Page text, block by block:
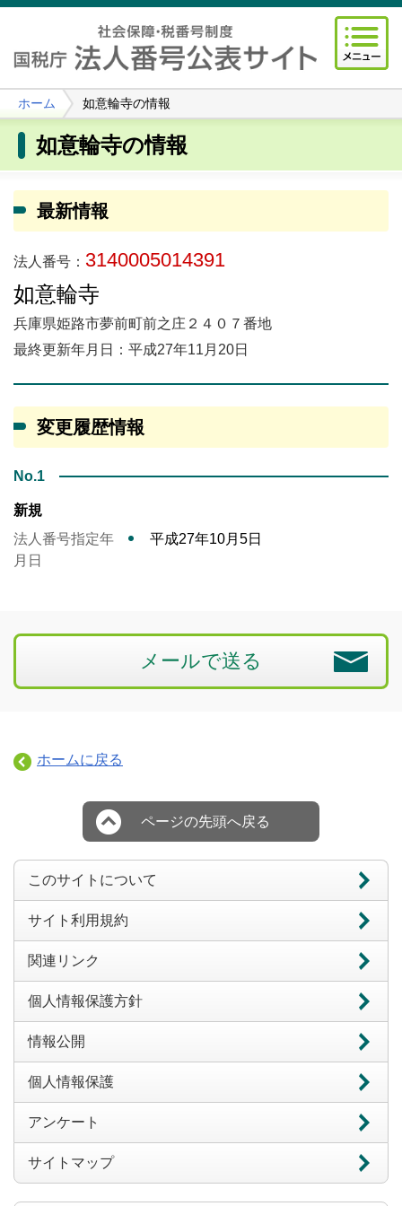
ホーム 如意輪寺の情報
如意輪寺の情報
最新情報
法人番号： 3140005014391
如意輪寺
兵庫県姫路市夢前町前之庄２４０７番地
最終更新年月日：平成27年11月20日
変更履歴情報
No.1
新規
法人番号指定年
月日
平成27年10月5日
メールで送る
ホームに戻る
ページの先頭へ戻る
このサイトについて
サイト利用規約
関連リンク
個人情報保護方針
情報公開
個人情報保護
アンケート
サイトマップ